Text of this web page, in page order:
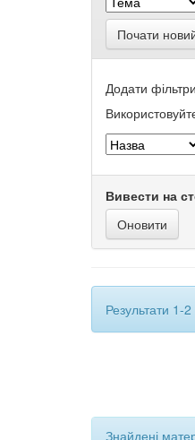
Почати
Додати
Вивести на
Результати 1-
Знайдені